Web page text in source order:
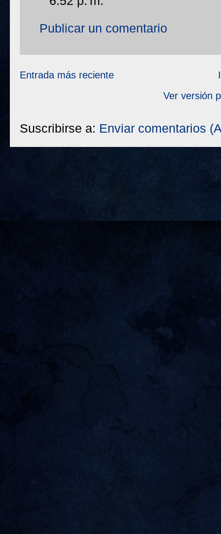
Publicar un comentario
Entrada más reciente
Ver versión
Suscribirse a: Enviar comentarios